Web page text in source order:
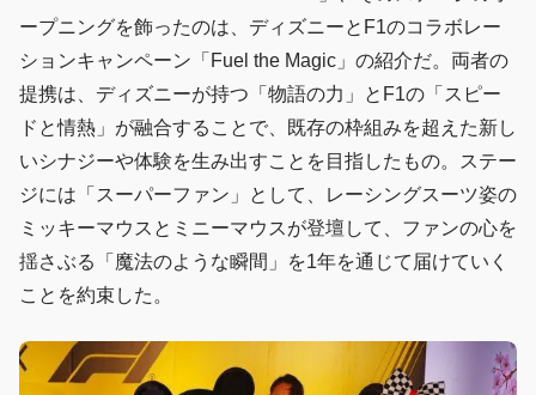
ープニングを飾ったのは、ディズニーとF1のコラボレー
ションキャンペーン「Fuel the Magic」の紹介だ。両者の
提携は、ディズニーが持つ「物語の力」とF1の「スピー
ドと情熱」が融合することで、既存の枠組みを超えた新し
いシナジーや体験を生み出すことを目指したもの。ステー
ジには「スーパーファン」として、レーシングスーツ姿の
ミッキーマウスとミニーマウスが登壇して、ファンの心を
揺さぶる「魔法のような瞬間」を1年を通じて届けていく
ことを約束した。